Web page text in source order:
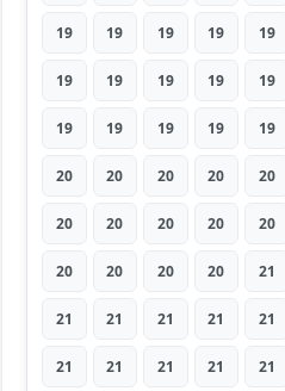
19 19 19 19 19
19 19 19 19 19
19 19 19 19 19
20 20 20 20 20
20 20 20 20 20
20 20 20 20 21
21 21 21 21 21
21 21 21 21 21